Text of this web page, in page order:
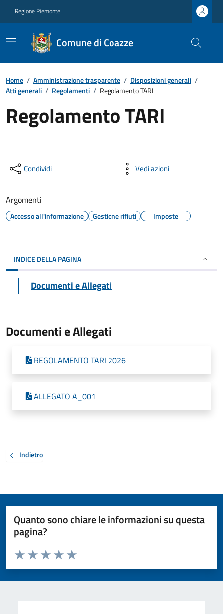
Regione Piemonte
Comune di Coazze
Home / Amministrazione trasparente / Disposizioni generali /
Atti generali / Regolamenti / Regolamento TARI
Regolamento TARI
Condividi Vedi azioni
Argomenti
Accesso all'informazione Gestione rifiuti Imposte
INDICE DELLA PAGINA
Documenti e Allegati
Documenti e Allegati
REGOLAMENTO TARI 2026
ALLEGATO A_001
Indietro
Quanto sono chiare le informazioni su questa
pagina?
Valuta da 1 a 5 stelle la pagina
Valuta 5 stelle su 5
Valuta 4 stelle su 5
Valuta 3 stelle su 5
Valuta 2 stelle su 5
Valuta 1 stelle su 5